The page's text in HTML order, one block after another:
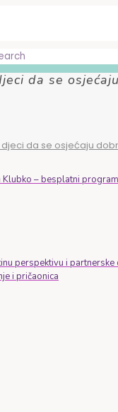
da se
da se osjećaju
Klubko – besplatni
perspektivu i
i pričaonica